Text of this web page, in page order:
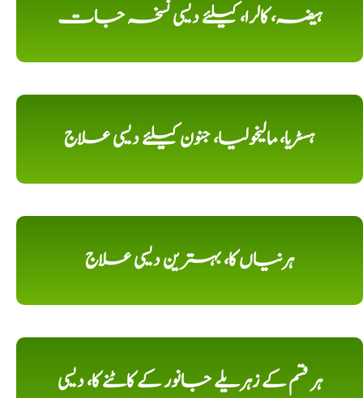
ہیضہ، کالرا، کیلئے دیسی نسخہ جات
ہسٹریا، مالیخولیا، جنون کیلئے دیسی علاج
ہرنیاں کا، بہترین دیسی علاج
ہر قسم کے زہریلے جانور کے کاٹنے کا، دیسی